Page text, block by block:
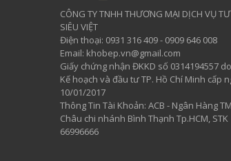
CÔNG TY TNHH THƯƠNG MẠI DỊCH VỤ
SIÊU VIỆT
​Điện thoại: 0931 316 409 - 0909 646 008
Email: khobep.vn@gmail.com
Giấy chứng nhận ĐKKD số 0314194557
Kế hoạch và đầu tư TP. Hồ Chí Minh cấp
10/01/2017
Thông Tin Tài Khoản: ACB - Ngân Hàng
Châu chi nhánh Bình Thạnh Tp.HCM, STK
66996666